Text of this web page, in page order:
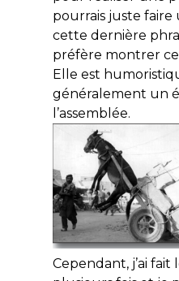
pourrais juste faire
cette dernière
préfère montrer
Elle est
généralement un
l’assemblée.
Cependant, j’ai fait